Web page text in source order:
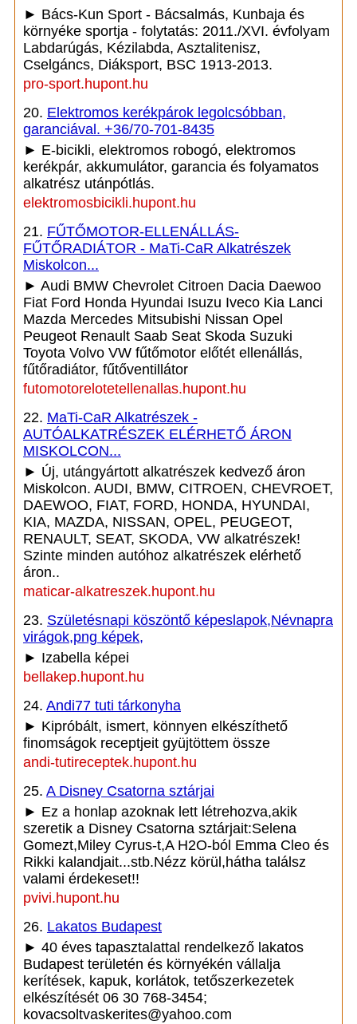
► Bács-Kun Sport - Bácsalmás, Kunbaja és
környéke sportja - folytatás: 2011./XVI. évfolyam
Labdarúgás, Kézilabda, Asztalitenisz,
Cselgáncs, Diáksport, BSC 1913-2013.
pro-sport.hupont.hu
20. Elektromos kerékpárok legolcsóbban,
garanciával. +36/70-701-8435
► E-bicikli, elektromos robogó, elektromos
kerékpár, akkumulátor, garancia és folyamatos
alkatrész utánpótlás.
elektromosbicikli.hupont.hu
21. FŰTŐMOTOR-ELLENÁLLÁS-
FŰTŐRADIÁTOR - MaTi-CaR Alkatrészek
Miskolcon...
► Audi BMW Chevrolet Citroen Dacia Daewoo
Fiat Ford Honda Hyundai Isuzu Iveco Kia Lanci
Mazda Mercedes Mitsubishi Nissan Opel
Peugeot Renault Saab Seat Skoda Suzuki
Toyota Volvo VW fűtőmotor előtét ellenállás,
fűtőradiátor, fűtőventillátor
futomotorelotetellenallas.hupont.hu
22. MaTi-CaR Alkatrészek -
AUTÓALKATRÉSZEK ELÉRHETŐ ÁRON
MISKOLCON...
► Új, utángyártott alkatrészek kedvező áron
Miskolcon. AUDI, BMW, CITROEN, CHEVROET,
DAEWOO, FIAT, FORD, HONDA, HYUNDAI,
KIA, MAZDA, NISSAN, OPEL, PEUGEOT,
RENAULT, SEAT, SKODA, VW alkatrészek!
Szinte minden autóhoz alkatrészek elérhető
áron..
maticar-alkatreszek.hupont.hu
23. Születésnapi köszöntő képeslapok,Névnapra
virágok,png képek,
► Izabella képei
bellakep.hupont.hu
24. Andi77 tuti tárkonyha
► Kipróbált, ismert, könnyen elkészíthető
finomságok receptjeit gyüjtöttem össze
andi-tutireceptek.hupont.hu
25. A Disney Csatorna sztárjai
► Ez a honlap azoknak lett létrehozva,akik
szeretik a Disney Csatorna sztárjait:Selena
Gomezt,Miley Cyrus-t,A H2O-ból Emma Cleo és
Rikki kalandjait...stb.Nézz körül,hátha találsz
valami érdekeset!!
pvivi.hupont.hu
26. Lakatos Budapest
► 40 éves tapasztalattal rendelkező lakatos
Budapest területén és környékén vállalja
kerítések, kapuk, korlátok, tetőszerkezetek
elkészítését 06 30 768-3454;
kovacsoltvaskerites@yahoo.com